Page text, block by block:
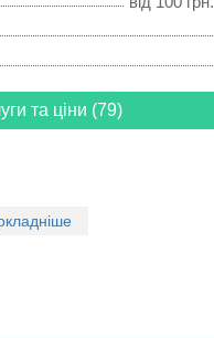
та ціни (79)